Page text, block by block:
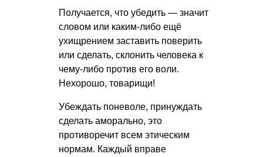
Получается, что убедить — значит
словом или каким-либо ещё
ухищрением заставить поверить
или сделать, склонить человека к
чему-либо против его воли.
Нехорошо, товарищи!
Убеждать поневоле, принуждать
сделать аморально, это
противоречит всем этическим
нормам. Каждый вправе